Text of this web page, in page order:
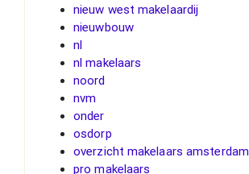
nieuw west makelaardij
nieuwbouw
nl
nl makelaars
noord
nvm
onder
osdorp
overzicht makelaars amsterdam
pro makelaars